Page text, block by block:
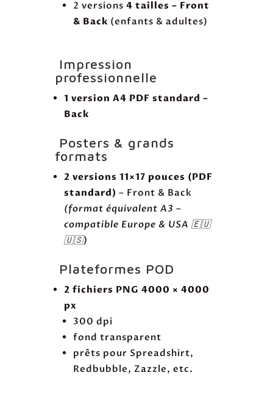
2 versions 4 tailles – Front
& Back (enfants & adultes)
Impression
professionnelle
1 version A4 PDF standard –
Back
Posters & grands
formats
2 versions 11×17 pouces (PDF
standard) – Front & Back
(format équivalent A3 –
compatible Europe & USA 🇪🇺
🇺🇸)
Plateformes POD
2 fichiers PNG 4000 × 4000
px
300 dpi
fond transparent
prêts pour Spreadshirt,
Redbubble, Zazzle, etc.